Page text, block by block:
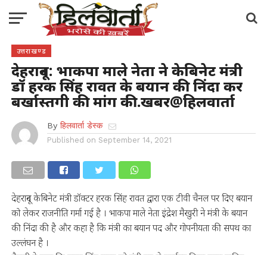
उत्तराखण्ड
देहरादून: भाकपा माले नेता ने केबिनेट मंत्री
डॉ हरक सिंह रावत के बयान की निंदा कर
बर्खास्तगी की मांग की.खबर@हिलवार्ता
By हिलवार्ता डेस्क
Published on September 14, 2021
देहरादून केबिनेट मंत्री डॉक्टर हरक सिंह रावत द्वारा एक टीवी चैनल पर दिए बयान
को लेकर राजनीति गर्मा गई है । भाकपा माले नेता इंद्रेश मैखुरी ने मंत्री के बयान
की निंदा की है और कहा है कि मंत्री का बयान पद और गोपनीयता की सपथ का
उल्लंघन है ।